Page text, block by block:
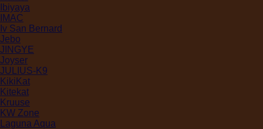
Ibiyaya
IMAC
Iv San Bernard
Jebo
JINGYE
Joyser
JULIUS-K9
KikiKat
Kitekat
Kruuse
KW Zone
Laguna Aqua